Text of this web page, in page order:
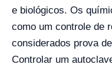
e biológicos. Os
como um controle de
considerados prova
Controlar um